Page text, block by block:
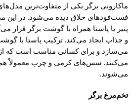
ماکارونی برگر یکی از متفاوت‌ترین
فست‌فودهای خلاق دیده می‌شود. در این
پنیر یا پاستا همراه باگوشت برگر قرار می‌
و جذاب ایجاد می‌کند.ترکیب پاستا با
می‌سازد و برایکسانی مناسب استکه
می‌کنند. سس‌هایکرمی و چرب معمولاً
می‌شوند.
تخم‌مرغ برگر